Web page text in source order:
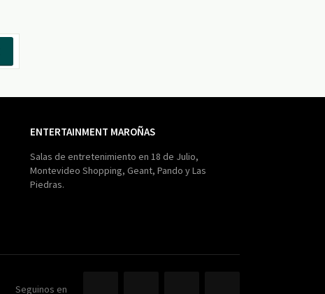
ENTERTAINMENT MAROÑAS
Salas de entretenimiento en 18 de Julio,
Montevideo Shopping, Geant, Pando y Las
Piedras.
Seguinos en